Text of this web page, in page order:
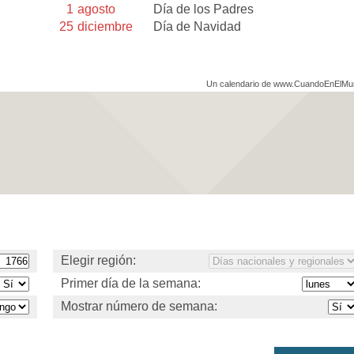
1 agosto
Día de los Padres
25 diciembre Día de Navidad
Un calendario de
Elegir región:
Primer día de la semana:
Mostrar número de semana: